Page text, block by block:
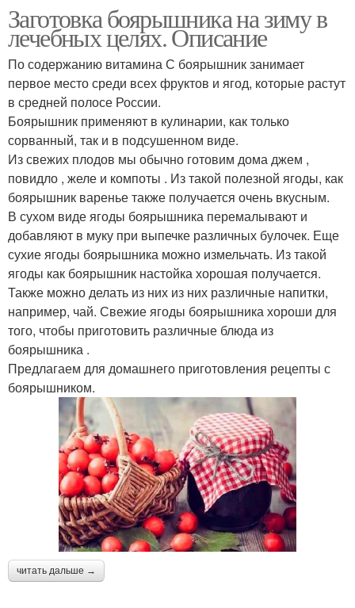
Заготовка боярышника на зиму в
лечебных целях. Описание
По содержанию витамина С боярышник занимает
первое место среди всех фруктов и ягод, которые растут
в средней полосе России.
Боярышник применяют в кулинарии, как только
сорванный, так и в подсушенном виде.
Из свежих плодов мы обычно готовим дома джем ,
повидло , желе и компоты . Из такой полезной ягоды, как
боярышник варенье также получается очень вкусным.
В сухом виде ягоды боярышника перемалывают и
добавляют в муку при выпечке различных булочек. Еще
сухие ягоды боярышника можно измельчать. Из такой
ягоды как боярышник настойка хорошая получается.
Также можно делать из них из них различные напитки,
например, чай. Свежие ягоды боярышника хороши для
того, чтобы приготовить различные блюда из
боярышника .
Предлагаем для домашнего приготовления рецепты с
боярышником.
читать дальше →